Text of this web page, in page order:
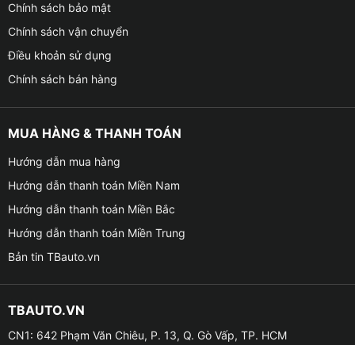
Địa chỉ lắp camera 360 TexPad Zone 4
Camera 360 TexPad Zone 4 Plus có các ưu điểm gì
xe
Camera 360 TexPad Zone 4 sẽ giúp bạn có thể quan
sát được toàn cảnh xung quanh của xe thông qua 4
mắt cam được lắp ở phía trước, phía sau đuôi xe và 2
bên của gương xe. Thiết bị này sẽ hỗ trợ hiển thị
những hình ảnh xung quanh xe ô tô với 10 góc nhìn
– Toàn cảnh 360 độ: Giúp bạn có thể quan sát tổng
thể toàn cảnh xung quanh xe.
Chính sách bảo mật
Chính sách vận chuyển
Điều khoản sử dụng
Chính sách bán hàng
MUA HÀNG & THANH TOÁN
Hướng dẫn mua hàng
Hướng dẫn thanh toán Miền Nam
Hướng dẫn thanh toán Miền Bắc
Hướng dẫn thanh toán Miền Trung
Bản tin TBauto.vn
TBAUTO.VN
CN1: 642 Phạm Văn Chiêu, P. 13, Q. Gò Vấp, TP. HCM